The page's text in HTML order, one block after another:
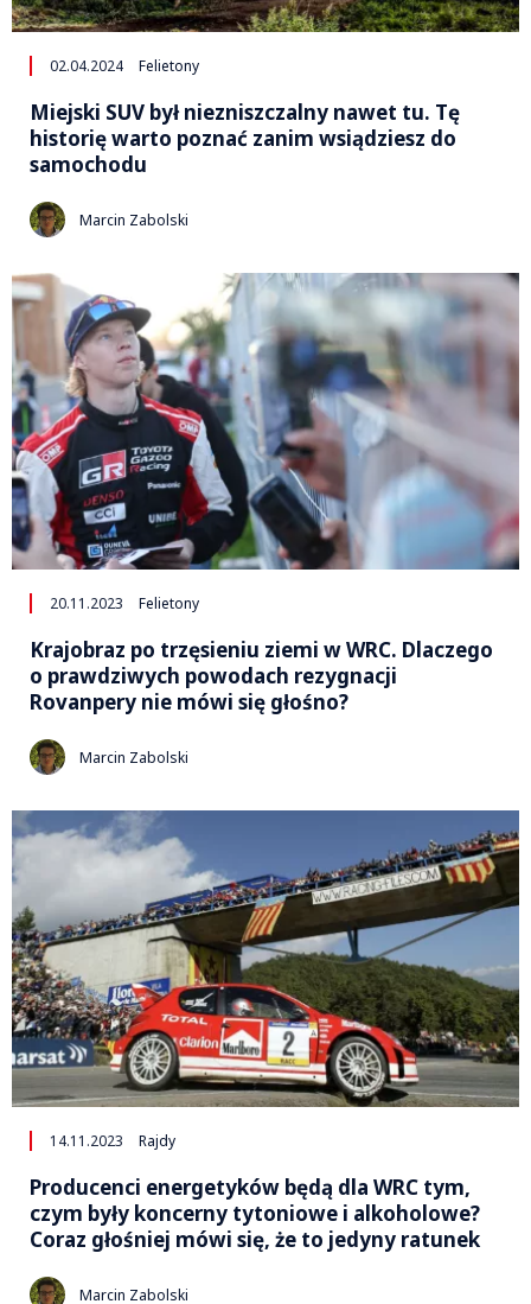
02.04.2024 Felietony
Miejski SUV był niezniszczalny nawet tu. Tę
historię warto poznać zanim wsiądziesz do
samochodu
Marcin Zabolski
20.11.2023 Felietony
Krajobraz po trzęsieniu ziemi w WRC. Dlaczego
o prawdziwych powodach rezygnacji
Rovanpery nie mówi się głośno?
Marcin Zabolski
14.11.2023 Rajdy
Producenci energetyków będą dla WRC tym,
czym były koncerny tytoniowe i alkoholowe?
Coraz głośniej mówi się, że to jedyny ratunek
Marcin Zabolski